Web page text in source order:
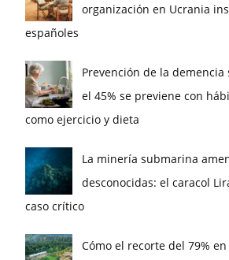
organización en Ucrania
españoles
Prevención de la demencia
el 45% se previene con
como ejercicio y dieta
La minería submarina
desconocidas: el caracol
caso crítico
Cómo el recorte del 79%